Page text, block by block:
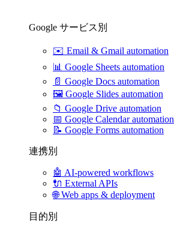
Google サービス別
✉️ Email & Gmail automation
📊 Google Sheets automation
📄 Google Docs automation
🖼️ Google Slides automation
📁 Google Drive automation
📅 Google Calendar automation
📝 Google Forms automation
連携別
🤖 AI-powered workflows
🔌 External APIs
🌐Web apps & deployment
目的別